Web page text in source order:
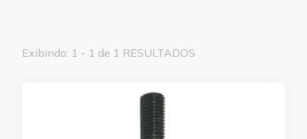
Exibindo: 1 - 1 de 1 RESULTADOS